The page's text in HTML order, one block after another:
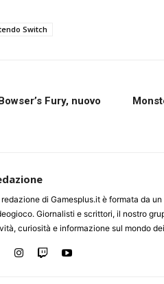
Switch
Fury, nuovo
redazione di Gamesplus.it è formata da
Giornalisti e scrittori, il nostro
curiosità e informazione sul mondo